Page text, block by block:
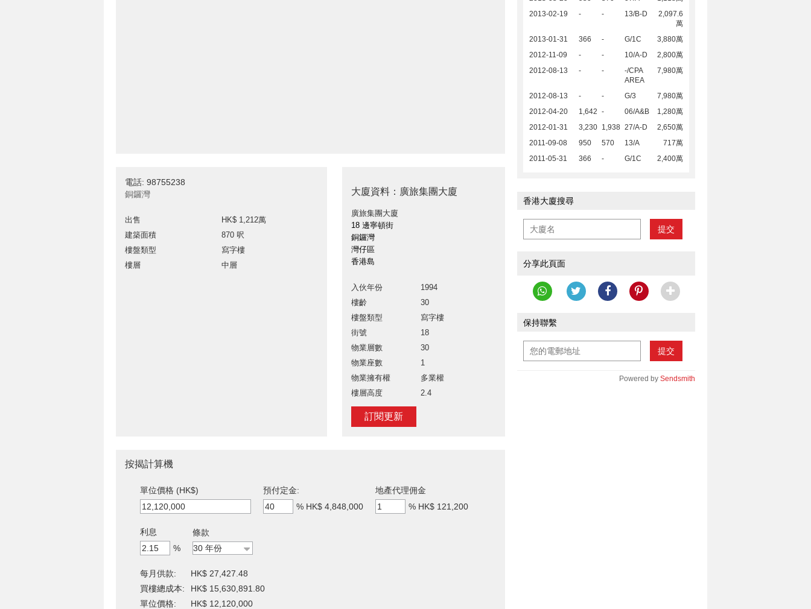
電話: 98755238
銅鑼灣
出售
HK$ 1,212萬
建築面積
870 呎
樓盤類型
寫字樓
樓層
中層
大廈資料：廣旅集團大廈
廣旅集團大廈
18 邊寧頓街
銅鑼灣
灣仔區
香港島
入伙年份
1994
樓齡
30
樓盤類型
寫字樓
街號
18
物業層數
30
物業座數
1
物業擁有權
多業權
樓層高度
2.4
訂閱更新
2013-02-19
- - 13/B-D
2,097.6
萬
2013-01-31
366 - G/1C
3,880萬
2012-11-09
- - 10/A-D
2,800萬
2012-08-13
- -
-/CPA
AREA
7,980萬
2012-08-13 - - G/3
7,980萬
2012-04-20
1,642 - 06/A&B
1,280萬
2012-01-31
3,230 1,938 27/A-D
2,650萬
2011-09-08
950 570 13/A
717萬
2011-05-31
366 - G/1C 2,400萬
香港大廈搜尋
提交
分享此頁面
保持聯繫
提交
Powered by Sendsmith
按揭計算機
單位價格 (HK$)
預付定金:
% HK$ 4,848,000
地產代理佣金
% HK$ 121,200
利息
%
條款
每月供款:
HK$ 27,427.48
買樓總成本:
HK$ 15,630,891.80
單位價格:
HK$ 12,120,000